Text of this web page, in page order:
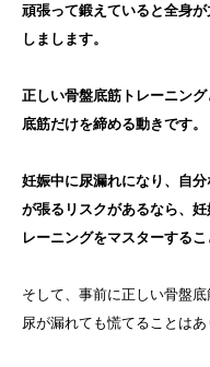
頑張って鍛えていると全身
しまします。
正しい骨盤底筋トレーニン
底筋だけを締める動きです。
妊娠中に尿漏れになり、自
が張るリスクがあるなら、
レーニングをマスターするこ
そして、事前に正しい骨盤
尿が漏れても慌てることはあ